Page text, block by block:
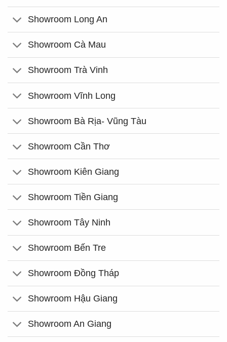
Showroom Long An
Showroom Cà Mau
Showroom Trà Vinh
Showroom Vĩnh Long
Showroom Bà Rịa- Vũng Tàu
Showroom Cần Thơ
Showroom Kiên Giang
Showroom Tiền Giang
Showroom Tây Ninh
Showroom Bến Tre
Showroom Đồng Tháp
Showroom Hậu Giang
Showroom An Giang